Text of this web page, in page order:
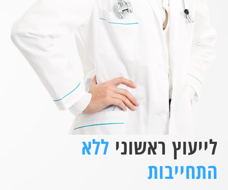
לייעוץ ראשוני ללא
התחייבות